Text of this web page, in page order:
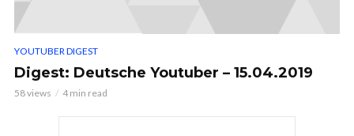
YOUTUBER DIGEST
Digest: Deutsche Youtuber – 15.04.2019
58 views 4 min read